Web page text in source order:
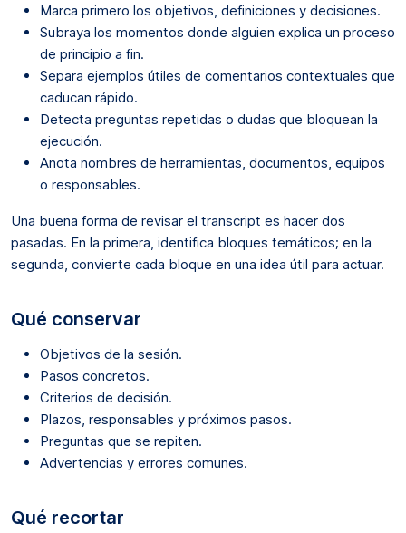
Marca primero los objetivos, definiciones y decisiones.
Subraya los momentos donde alguien explica un proceso
de principio a fin.
Separa ejemplos útiles de comentarios contextuales que
caducan rápido.
Detecta preguntas repetidas o dudas que bloquean la
ejecución.
Anota nombres de herramientas, documentos, equipos
o responsables.
Una buena forma de revisar el transcript es hacer dos
pasadas. En la primera, identifica bloques temáticos; en la
segunda, convierte cada bloque en una idea útil para actuar.
Qué conservar
Objetivos de la sesión.
Pasos concretos.
Criterios de decisión.
Plazos, responsables y próximos pasos.
Preguntas que se repiten.
Advertencias y errores comunes.
Qué recortar